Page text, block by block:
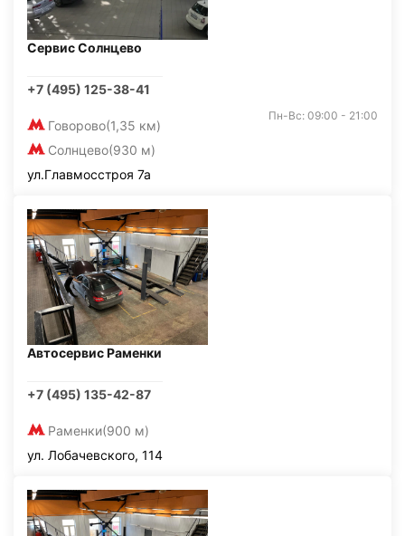
Сервис Солнцево
+7 (495) 125-38-41
Говорово(1,35 км)
Солнцево(930 м)
Пн-Вс: 09:00 - 21:00
ул.Главмосстроя 7а
Автосервис Раменки
+7 (495) 135-42-87
Раменки(900 м)
ул. Лобачевского, 114